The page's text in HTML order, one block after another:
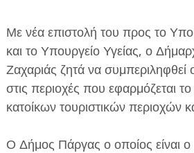
Με νέα επιστολή του προς το
και το Υπουργείο Υγείας, ο
Ζαχαριάς ζητά να
στις περιοχές που εφαρμόζεται
κατοίκων τουριστικών περιοχών
Ο Δήμος Πάργας ο οποίος είναι ο